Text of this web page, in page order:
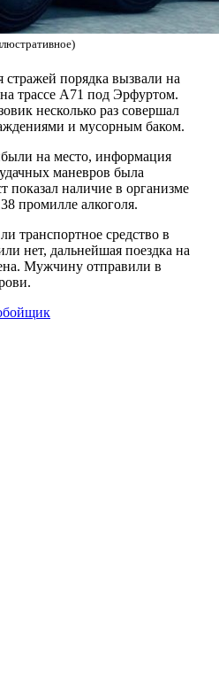
порядка вызвали на
трассе А71 под Эрфуртом.
несколько раз совершал
и мусорным баком.
на место, информация
маневров была
показал наличие в организме
промилле алкоголя.
транспортное средство в
нет, дальнейшая поездка на
Мужчину отправили в